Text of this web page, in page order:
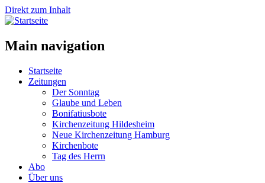
Direkt zum Inhalt
Main navigation
Startseite
Zeitungen
Der Sonntag
Glaube und Leben
Bonifatiusbote
Kirchenzeitung Hildesheim
Neue Kirchenzeitung Hamburg
Kirchenbote
Tag des Herrn
Abo
Über uns